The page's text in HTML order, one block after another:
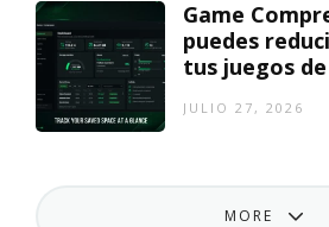
Game
puedes
tus juegos
JULIO 27, 2026
MORE